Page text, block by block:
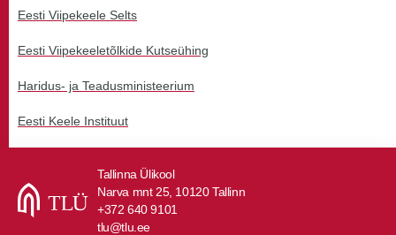
Eesti Viipekeele Selts
Eesti Viipekeeletõlkide Kutseühing
Haridus- ja Teadusministeerium
Eesti Keele Instituut
Tallinna Ülikool
Narva mnt 25, 10120 Tallinn
+372 640 9101
tlu@tlu.ee